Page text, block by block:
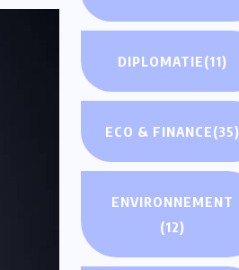
DIPLOMATIE(11)
ECO & FINANCE(35)
ENVIRONNEMENT
(12)